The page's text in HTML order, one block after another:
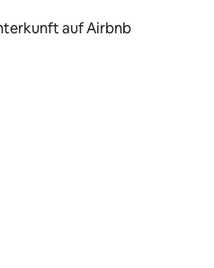
auf Airbnb